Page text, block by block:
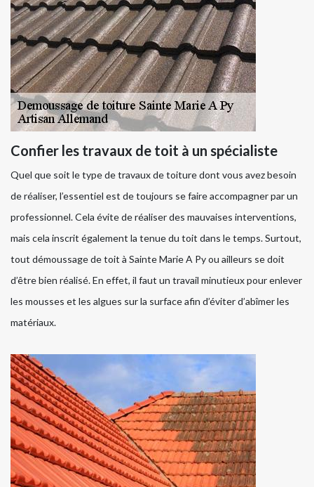
Confier les travaux de toit à un spécialiste
Quel que soit le type de travaux de toiture dont vous avez besoin
de réaliser, l’essentiel est de toujours se faire accompagner par un
professionnel. Cela évite de réaliser des mauvaises interventions,
mais cela inscrit également la tenue du toit dans le temps. Surtout,
tout démoussage de toit à Sainte Marie A Py ou ailleurs se doit
d’être bien réalisé. En effet, il faut un travail minutieux pour enlever
les mousses et les algues sur la surface afin d’éviter d’abîmer les
matériaux.